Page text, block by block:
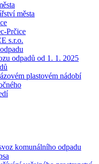
města
Prčice
s.r.o.
odpadů od 1. 1. 2025
plastovém nádobí
komunálního odpadu